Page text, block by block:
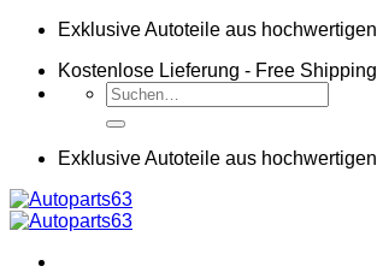
Zum
springen
Exklusive Autoteile aus
Kostenlose Lieferung - Free Shipping
Suchen
nach:
Exklusive Autoteile aus